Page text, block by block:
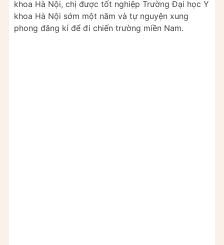
khoa Hà Nội, chị được tốt nghiệp Trường Đại học Y
khoa Hà Nội sớm một năm và tự nguyện xung
phong đăng kí để đi chiến trường miền Nam.